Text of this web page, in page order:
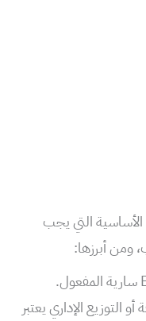
التي يجب
ومن أبرزها:
التوزيع الإداري يعتبر